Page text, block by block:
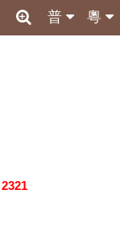
粵
普
2321